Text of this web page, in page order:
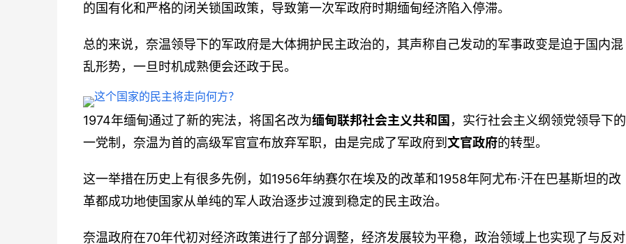
的国有化和严格的闭关锁国政策，导致第一次军政府时期缅甸经济陷入停滞。
总的来说，奈温领导下的军政府是大体拥护民主政治的，其声称自己发动的军事政变是迫于国内混
乱形势，一旦时机成熟便会还政于民。
1974年缅甸通过了新的宪法，将国名改为缅甸联邦社会主义共和国 ，实行社会主义纲领党领导下的
一党制，奈温为首的高级军官宣布放弃军职，由是完成了军政府到 文官政府的转型。
这一举措在历史上有很多先例，如1956年纳赛尔在埃及的改革和1958年阿尤布·汗在巴基斯坦的改
革都成功地使国家从单纯的军人政治逐步过渡到稳定的民主政治。
奈温政府在70年代初对经济政策进行了部分调整，经济发展较为平稳，政治领域上也实现了与反对